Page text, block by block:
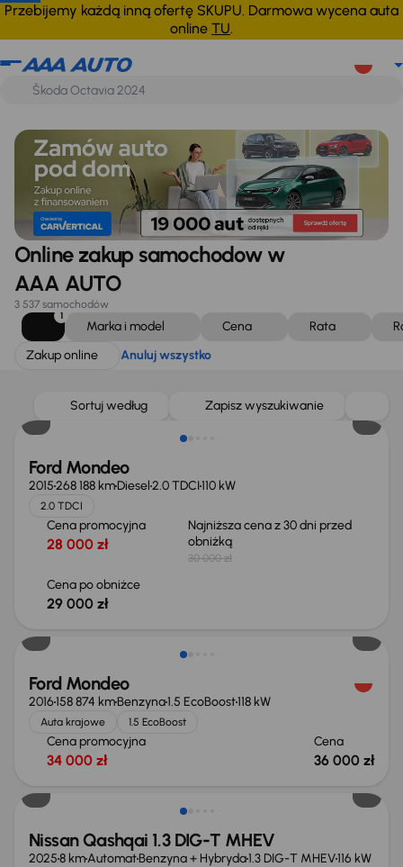
Przebijemy każdą inną ofertę SKUPU. Darmowa wycena auta
online TU.
Zakup online Anuluj wszystko
Online zakup samochodow w
AAA AUTO
3 537 samochodów
1
Marka i model Cena Rata
Zakup online
Anuluj wszystko
Sortuj według Zapisz wyszukiwanie
Taniej o 1 000 zł
Ford Mondeo
2015268 188 kmDiesel2.0 TDCI110 kW
2.0 TDCI
Cena promocyjna
28 000 zł
Najniższa cena z 30 dni przed
obniżką
30 000 zł
Cena po obniżce
29 000 zł
Ford Mondeo
2016158 874 kmBenzyna1.5 EcoBoost118 kW
Auta krajowe 1.5 EcoBoost
Cena promocyjna
34 000 zł
Cena
36 000 zł
Od nowego taniej o 36 775 zł
Nissan Qashqai 1.3 DIG-T MHEV
20258 kmAutomatBenzyna + Hybryda1.3 DIG-T MHEV116 kW